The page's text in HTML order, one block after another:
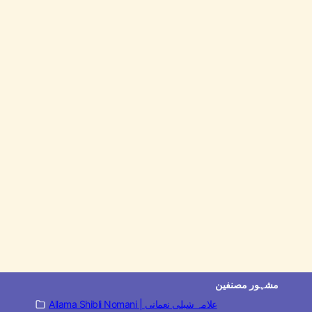
مشہور مصنفین
Allama Shibli Nomani | علامہ شبلی نعمانی